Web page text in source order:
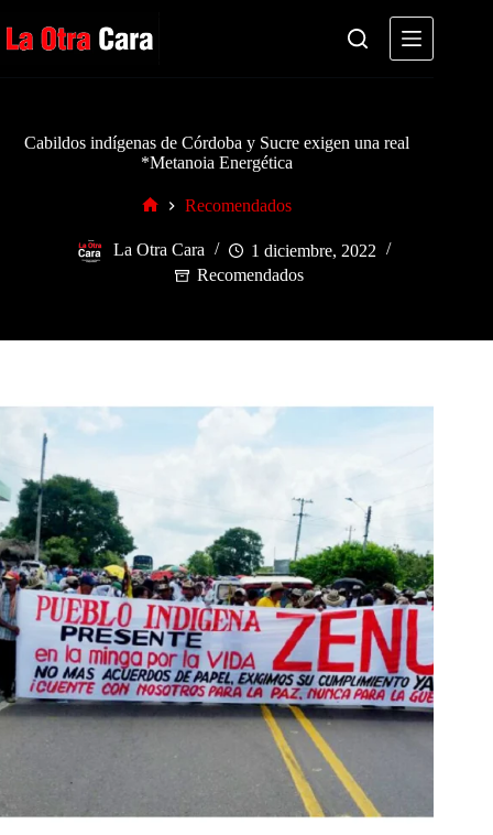
al
contenido
Cabildos indígenas de Córdoba y Sucre exigen una real
*Metanoia Energética
Recomendados
La Otra Cara
1 diciembre, 2022
Recomendados